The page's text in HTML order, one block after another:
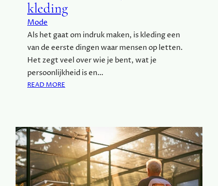
R
E
A
M
E
U
I
R
kleding
Mode
Als het gaat om indruk maken, is kleding een
van de eerste dingen waar mensen op letten.
Het zegt veel over wie je bent, wat je
persoonlijkheid is en…
READ MORE
R
A
C
H
T
V